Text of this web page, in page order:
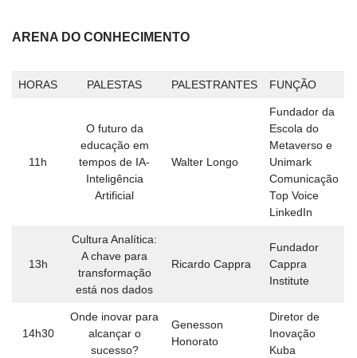
ARENA DO CONHECIMENTO
HORAS PALESTAS PALESTRANTES FUNÇÃO
11h
O futuro da
educação em
tempos de IA-
Inteligência
Artificial
Walter Longo
Fundador da
Escola do
Metaverso e
Unimark
Comunicação
Top Voice
LinkedIn
13h
Cultura Analítica:
A chave para
transformação
está nos dados
Ricardo Cappra
Fundador
Cappra
Institute
14h30
Onde inovar para
alcançar o
sucesso?
Genesson
Honorato
Diretor de
Inovação
Kuba